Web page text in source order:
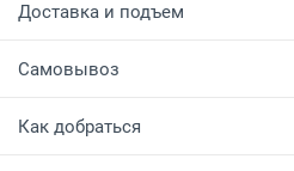
Доставка и подъем
Самовывоз
Как добраться